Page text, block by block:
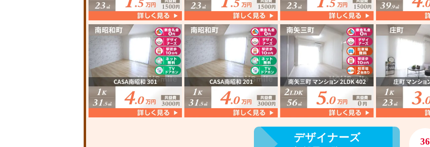
デザイナーズ 36